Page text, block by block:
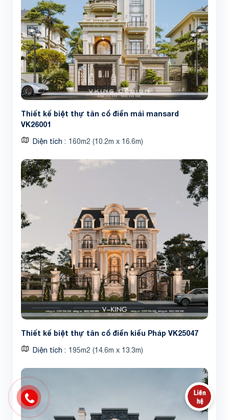
Thiết kế biệt thự tân cổ điển mái mansard
VK26001
Diện tích 160m2 (10.2m x 16.6m)
Thiết kế biệt thự tân cổ điển kiểu Pháp VK25047
Diện tích 195m2 (14.6m x 13.3m)